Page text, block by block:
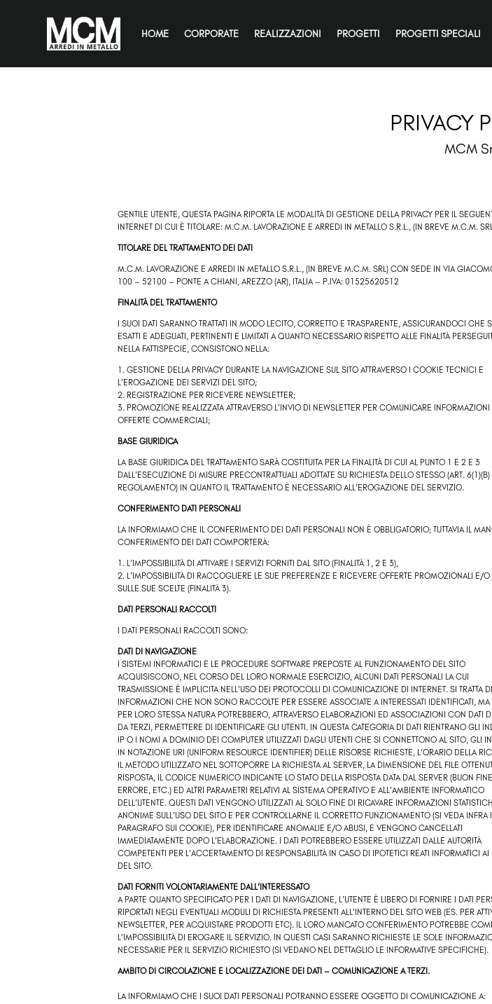
HOME CORPORATE REALIZZAZIONI PROGETTI PROGETTI SPECIALI
PRIVACY
MCM
GENTILE UTENTE, QUESTA PAGINA RIPORTA LE MODALITÀ DI GESTIONE DELLA PRIVACY PER IL
INTERNET DI CUI È TITOLARE: M.C.M. LAVORAZIONE E ARREDI IN METALLO S.R.L. , (IN BREVE M.C.M.
TITOLARE DEL TRATTAMENTO DEI DATI
M.C.M. LAVORAZIONE E ARREDI IN METALLO S.R.L. , (IN BREVE M.C.M. SRL) CON SEDE IN VIA
100 – 52100 – PONTE A CHIANI, AREZZO (AR), ITALIA – P.IVA: 01525620512
FINALITÀ DEL TRATTAMENTO
I SUOI DATI SARANNO TRATTATI IN MODO LECITO, CORRETTO E TRASPARENTE, ASSICURANDOCI CHE
ESATTI E ADEGUATI, PERTINENTI E LIMITATI A QUANTO NECESSARIO RISPETTO ALLE FINALITÀ
NELLA FATTISPECIE, CONSISTONO NELLA:
1. GESTIONE DELLA PRIVACY DURANTE LA NAVIGAZIONE SUL SITO ATTRAVERSO I COOKIE TECNICI E
L’EROGAZIONE DEI SERVIZI DEL SITO;
2. REGISTRAZIONE PER RICEVERE NEWSLETTER;
3. PROMOZIONE REALIZZATA ATTRAVERSO L’INVIO DI NEWSLETTER PER COMUNICARE
OFFERTE COMMERCIALI;
BASE GIURIDICA
LA BASE GIURIDICA DEL TRATTAMENTO SARÀ COSTITUITA PER LA FINALITÀ DI CUI AL PUNTO 1 E 2 E 3
DALL’ESECUZIONE DI MISURE PRECONTRATTUALI ADOTTATE SU RICHIESTA DELLO STESSO (ART. 6(1)(B)
REGOLAMENTO) IN QUANTO IL TRATTAMENTO È NECESSARIO ALL’EROGAZIONE DEL SERVIZIO.
CONFERIMENTO DATI PERSONALI
LA INFORMIAMO CHE IL CONFERIMENTO DEI DATI PERSONALI NON È OBBLIGATORIO; TUTTAVIA IL
CONFERIMENTO DEI DATI COMPORTERÀ:
1. L’IMPOSSIBILITÀ DI ATTIVARE I SERVIZI FORNITI DAL SITO (FINALITÀ 1, 2 E 3),
2. L’IMPOSSIBILITÀ DI RACCOGLIERE LE SUE PREFERENZE E RICEVERE OFFERTE PROMOZIONALI E/O
SULLE SUE SCELTE (FINALITÀ 3).
DATI PERSONALI RACCOLTI
I DATI PERSONALI RACCOLTI SONO:
DATI DI NAVIGAZIONE
I SISTEMI INFORMATICI E LE PROCEDURE SOFTWARE PREPOSTE AL FUNZIONAMENTO DEL SITO
ACQUISISCONO, NEL CORSO DEL LORO NORMALE ESERCIZIO, ALCUNI DATI PERSONALI LA CUI
TRASMISSIONE È IMPLICITA NELL’USO DEI PROTOCOLLI DI COMUNICAZIONE DI INTERNET. SI TRATTA DI
INFORMAZIONI CHE NON SONO RACCOLTE PER ESSERE ASSOCIATE A INTERESSATI IDENTIFICATI,
PER LORO STESSA NATURA POTREBBERO, ATTRAVERSO ELABORAZIONI ED ASSOCIAZIONI CON DATI
DA TERZI, PERMETTERE DI IDENTIFICARE GLI UTENTI. IN QUESTA CATEGORIA DI DATI RIENTRANO GLI
IP O I NOMI A DOMINIO DEI COMPUTER UTILIZZATI DAGLI UTENTI CHE SI CONNETTONO AL SITO, GLI
IN NOTAZIONE URI (UNIFORM RESOURCE IDENTIFIER) DELLE RISORSE RICHIESTE, L’ORARIO DELLA
IL METODO UTILIZZATO NEL SOTTOPORRE LA RICHIESTA AL SERVER, LA DIMENSIONE DEL FILE
RISPOSTA, IL CODICE NUMERICO INDICANTE LO STATO DELLA RISPOSTA DATA DAL SERVER (BUON FINE,
ERRORE, ETC.) ED ALTRI PARAMETRI RELATIVI AL SISTEMA OPERATIVO E ALL’AMBIENTE INFORMATICO
DELL’UTENTE. QUESTI DATI VENGONO UTILIZZATI AL SOLO FINE DI RICAVARE INFORMAZIONI
ANONIME SULL’USO DEL SITO E PER CONTROLLARNE IL CORRETTO FUNZIONAMENTO (SI VEDA INFRA
PARAGRAFO SUI COOKIE), PER IDENTIFICARE ANOMALIE E/O ABUSI, E VENGONO CANCELLATI
IMMEDIATAMENTE DOPO L’ELABORAZIONE. I DATI POTREBBERO ESSERE UTILIZZATI DALLE AUTORITÀ
COMPETENTI PER L’ACCERTAMENTO DI RESPONSABILITÀ IN CASO DI IPOTETICI REATI INFORMATICI AI
DEL SITO.
DATI FORNITI VOLONTARIAMENTE DALL’INTERESSATO
A PARTE QUANTO SPECIFICATO PER I DATI DI NAVIGAZIONE, L’UTENTE È LIBERO DI FORNIRE I DATI
RIPORTATI NEGLI EVENTUALI MODULI DI RICHIESTA PRESENTI ALL’INTERNO DEL SITO WEB (ES. PER
NEWSLETTER, PER ACQUISTARE PRODOTTI ETC). IL LORO MANCATO CONFERIMENTO POTREBBE
L’IMPOSSIBILITÀ DI EROGARE IL SERVIZIO. IN QUESTI CASI SARANNO RICHIESTE LE SOLE
NECESSARIE PER IL SERVIZIO RICHIESTO (SI VEDANO NEL DETTAGLIO LE INFORMATIVE SPECIFICHE).
AMBITO DI CIRCOLAZIONE E LOCALIZZAZIONE DEI DATI – COMUNICAZIONE A TERZI.
LA INFORMIAMO CHE I SUOI DATI PERSONALI POTRANNO ESSERE OGGETTO DI COMUNICAZIONE A: